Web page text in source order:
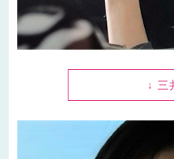
↓ 三